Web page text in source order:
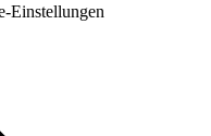
Einstellungen